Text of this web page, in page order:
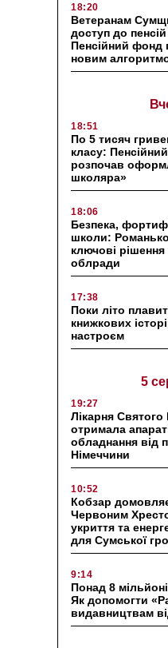
18:20
Ветеранам
доступ до
Пенсійний фонд
новим
18:51
По 5 тисяч
класу:
розпочав
школяра»
18:06
Безпека,
школи:
ключові рішення
облради
17:38
Поки літо
книжкових
настроєм
5
19:27
Лікарня
отримала
обладнання від
Німеччини
10:52
Кобзар
Червоним
укриття та
для Сумської
9:14
Понад 8
Як допомогти
видавництвам